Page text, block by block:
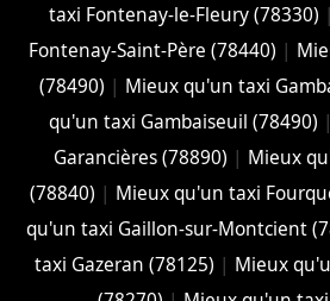
taxi Fontenay-le-Fleury (78330) |
Fontenay-Saint-Père (78440) |
(78490) | Mieux qu'un taxi
qu'un taxi Gambaiseuil (78490) |
Garancières (78890) | Mieux
(78840) | Mieux qu'un taxi
qu'un taxi Gaillon-sur-Montcient
taxi Gazeran (78125) | Mieux